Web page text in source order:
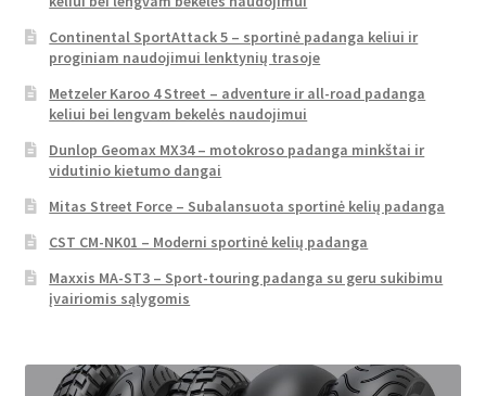
Continental SportAttack 5 – sportinė padanga keliui ir
proginiam naudojimui lenktynių trasoje
Metzeler Karoo 4 Street – adventure ir all-road padanga
keliui bei lengvam bekelės naudojimui
Dunlop Geomax MX34 – motokroso padanga minkštai ir
vidutinio kietumo dangai
Mitas Street Force – Subalansuota sportinė kelių padanga
CST CM-NK01 – Moderni sportinė kelių padanga
Maxxis MA-ST3 – Sport-touring padanga su geru sukibimu
įvairiomis sąlygomis